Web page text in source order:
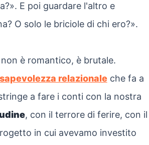
E poi guardare l'altro e
O solo le briciole di chi ero?».
è romantico, è brutale.
relazionaleche fa a
a fare i conti con la nostra
, con il terrore di ferire, con il
in cui avevamo investito